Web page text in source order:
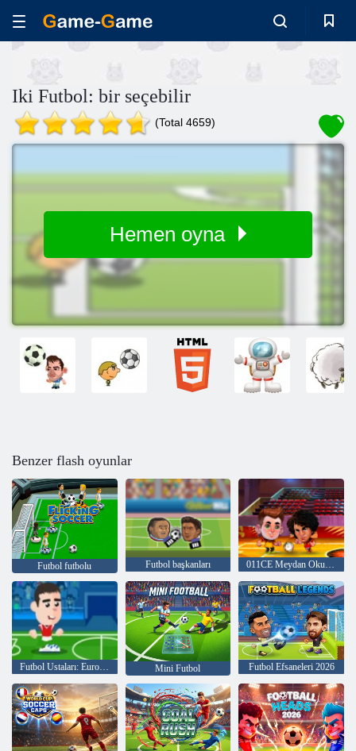
Iki Futbol: bir seçebilir
(Total 4659)
Hemen oyna
Benzer flash oyunlar
Futbol futbolu Futbol başkanları 011CE Meydan Okuma
Futbol Ustaları: Euro 2020 Mini Futbol Futbol Efsaneleri 2026